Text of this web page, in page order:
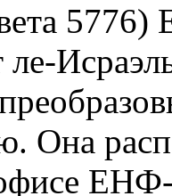
5776)
ле-
Она